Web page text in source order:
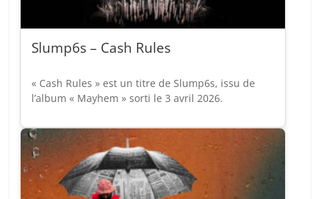
Slump6s – Cash Rules
« Cash Rules » est un titre de Slump6s, issu de
l’album « Mayhem » sorti le 3 avril 2026.